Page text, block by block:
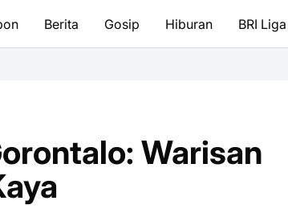
Berita Gosip Hiburan BRI Liga
Warisan